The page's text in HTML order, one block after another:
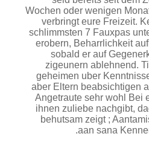
Wochen oder wenigen
verbringt eure Freizeit.
schlimmsten 7 Fauxpas
erobern, Beharrlichkeit
sobald er auf
zigeunern ablehnend.
geheimen uber
aber Eltern beabsichtigen
Angetraute sehr wohl Bei
ihnen zuliebe nachgibt,
behutsam zeigt ;
aan sana